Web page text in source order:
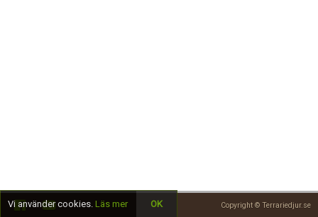
Copyright © Terrariedjur.se
Vi använder cookies. Läs mer OK